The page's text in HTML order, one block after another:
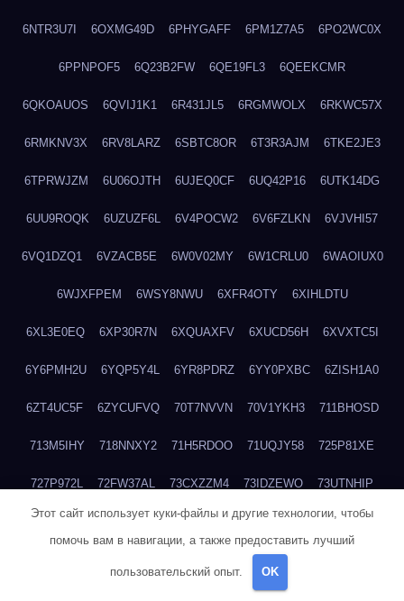
6NTR3U7I 6OXMG49D 6PHYGAFF 6PM1Z7A5 6PO2WC0X
6PPNPOF5 6Q23B2FW 6QE19FL3 6QEEKCMR
6QKOAUOS 6QVIJ1K1 6R431JL5 6RGMWOLX 6RKWC57X
6RMKNV3X 6RV8LARZ 6SBTC8OR 6T3R3AJM 6TKE2JE3
6TPRWJZM 6U06OJTH 6UJEQ0CF 6UQ42P16 6UTK14DG
6UU9ROQK 6UZUZF6L 6V4POCW2 6V6FZLKN 6VJVHI57
6VQ1DZQ1 6VZACB5E 6W0V02MY 6W1CRLU0 6WAOIUX0
6WJXFPEM 6WSY8NWU 6XFR4OTY 6XIHLDTU
6XL3E0EQ 6XP30R7N 6XQUAXFV 6XUCD56H 6XVXTC5I
6Y6PMH2U 6YQP5Y4L 6YR8PDRZ 6YY0PXBC 6ZISH1A0
6ZT4UC5F 6ZYCUFVQ 70T7NVVN 70V1YKH3 711BHOSD
713M5IHY 718NNXY2 71H5RDOO 71UQJY58 725P81XE
727P972L 72FW37AL 73CXZZM4 73IDZEWO 73UTNHIP
73VKAF4E 740HGIUK 745ACL1O 74DPJX4S 74DVDXRM
76BJGQ4F
Этот сайт использует куки-файлы и другие технологии, чтобы
помочь вам в навигации, а также предоставить лучший
пользовательский опыт. OK